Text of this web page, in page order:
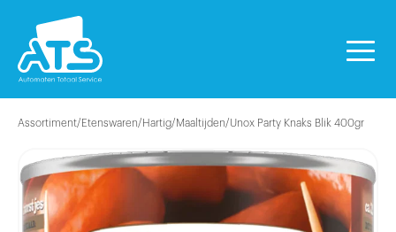
Assortiment/Etenswaren/Hartig/Maaltijden/ Unox Party Knaks Blik 400gr